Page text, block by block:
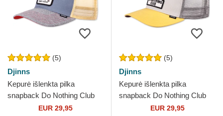
(5)
Djinns
Kepurė išlenkta pilka
snapback Do Nothing Club
HFT DNC New 1.4 Djinns
EUR 29,95
(5)
Djinns
Kepurė išlenkta pilka
snapback Do Nothing Club
HFT DNC New 1.6 Djinns
EUR 29,95